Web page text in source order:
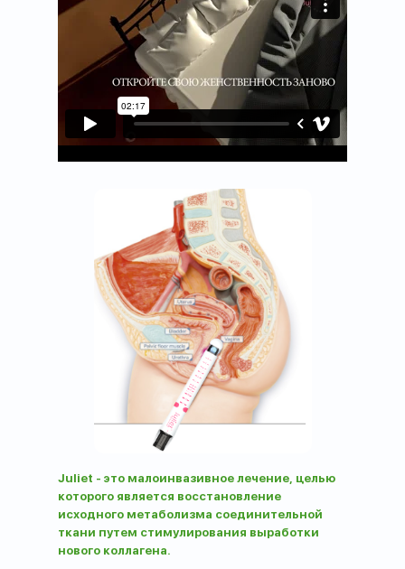
Juliet - это малоинвазивное лечение, целью
которого является восстановление
исходного метаболизма соединительной
ткани путем стимулирования выработки
нового коллагена.